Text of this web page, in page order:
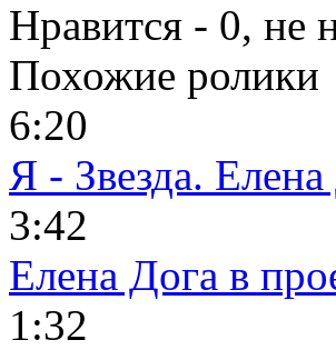
Нравится - 0, не
Похожие ролики
6:20
Я - Звезда.
3:42
Елена Дога в
1:32